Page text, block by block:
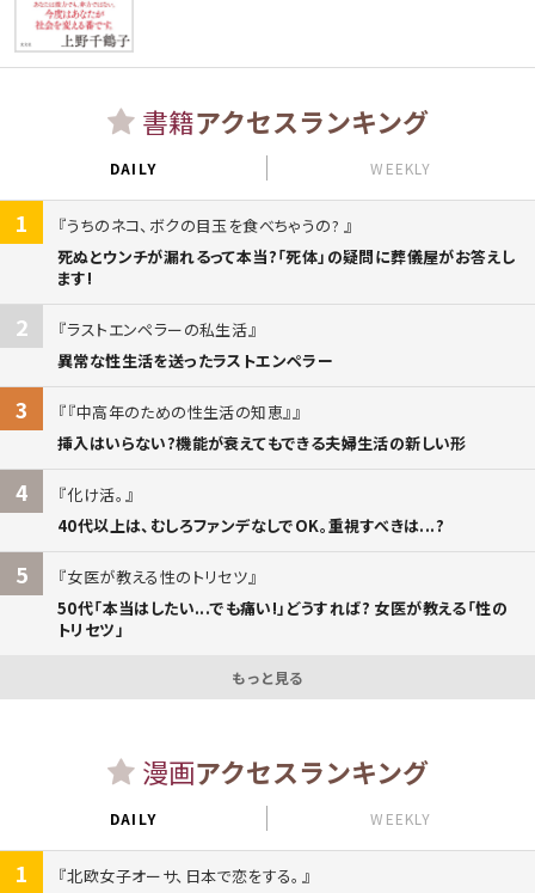
書籍アクセスランキング
DAILY WEEKLY
1
うちのネコ、ボクの目玉を食べちゃうの?
死ぬとウンチが漏れるって本当?「死体」の疑問に葬儀屋がお答えし
ます!
2
ラストエンペラーの私生活
異常な性生活を送ったラストエンペラー
3
『中高年のための性生活の知恵』
挿入はいらない?機能が衰えてもできる夫婦生活の新しい形
4
化け活。
40代以上は、むしろファンデなしでOK。重視すべきは...?
5
女医が教える性のトリセツ
50代「本当はしたい...でも痛い!」どうすれば? 女医が教える「性の
トリセツ」
もっと見る
漫画アクセスランキング
DAILY WEEKLY
1
北欧女子オーサ、日本で恋をする。